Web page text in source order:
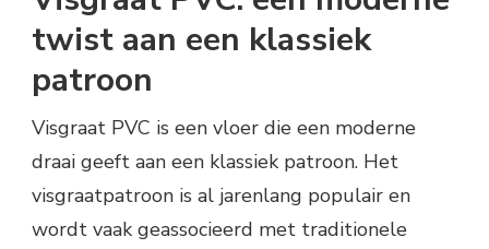
twist aan een klassiek
patroon
Visgraat PVC is een vloer die een moderne
draai geeft aan een klassiek patroon. Het
visgraatpatroon is al jarenlang populair en
wordt vaak geassocieerd met traditionele